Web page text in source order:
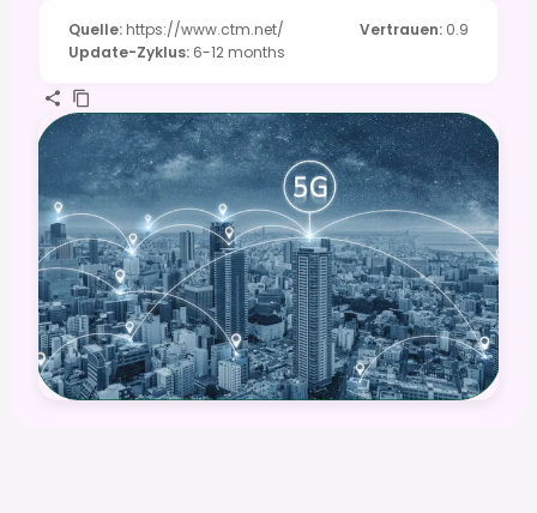
Quelle: https://www.ctm.net/ Vertrauen: 0.9
Update-Zyklus: 6-12 months